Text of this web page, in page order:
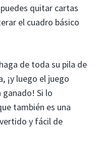
quitar cartas
el cuadro básico
de toda su pila de
¡y luego el juego
ganado! Si lo
también es una
y fácil de